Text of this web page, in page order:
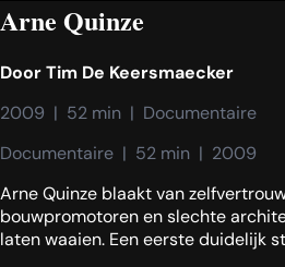
Arne Quinze
DoorTim De Keersmaecker
2009  |  52 min  |  Documentaire
Documentaire  |  52 min  |  2009
Arne Quinze blaakt van
bouwpromotoren en slechte
laten waaien. Een eerste duidelijk